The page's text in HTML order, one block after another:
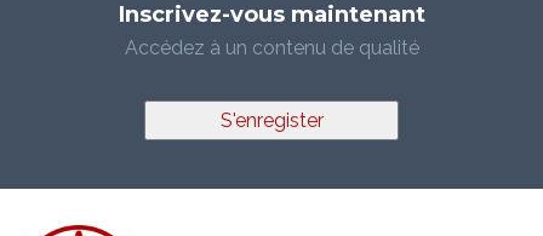
Inscrivez-vous maintenant
Accédez à un contenu de qualité
S'enregister